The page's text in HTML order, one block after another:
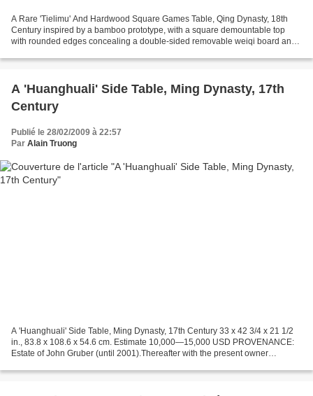
A Rare 'Tielimu' And Hardwood Square Games Table, Qing Dynasty, 18th
Century inspired by a bamboo prototype, with a square demountable top
with rounded edges concealing a double-sided removable weiqi board and
A 'Huanghuali' Side Table, Ming Dynasty, 17th
Century
Publié le 28/02/2009 à 22:57
Par Alain Truong
A 'Huanghuali' Side Table, Ming Dynasty, 17th Century 33 x 42 3/4 x 21 1/2
in., 83.8 x 108.6 x 54.6 cm. Estimate 10,000—15,000 USD PROVENANCE:
Estate of John Gruber (until 2001).Thereafter with the present owner